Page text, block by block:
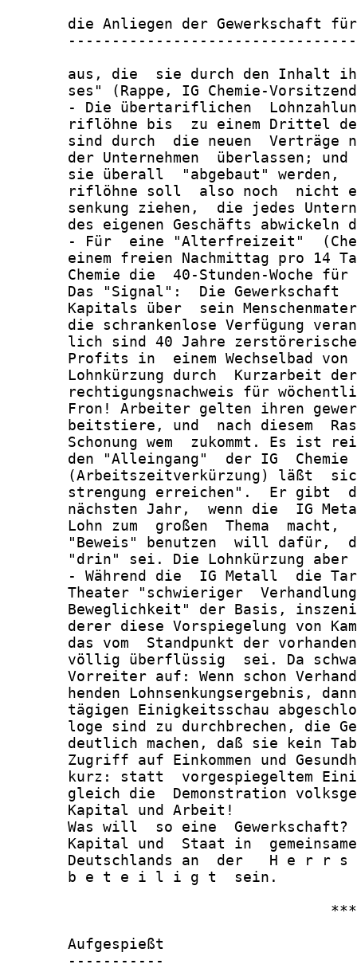
die Anliegen der Gewerkschaft
aus, die  sie durch den Inhalt
ses" (Rappe, IG Chemie-
- Die übertariflichen
riflöhne bis  zu einem Drittel
sind durch  die neuen  Verträge
der Unternehmen  überlassen;
sie überall  "abgebaut" werden,
riflöhne soll  also noch  nicht
senkung ziehen,  die jedes
des eigenen Geschäfts abwickeln
- Für  eine "Alterfreizeit"
einem freien Nachmittag pro 14
Chemie die  40-Stunden-Woche
Das "Signal":  Die Gewerkschaft
Kapitals über  sein
die schrankenlose Verfügung
lich sind 40 Jahre
Profits in  einem Wechselbad
Lohnkürzung durch  Kurzarbeit
rechtigungsnachweis für
Fron! Arbeiter gelten ihren
beitstiere, und  nach diesem
Schonung wem  zukommt. Es ist
den "Alleingang"  der IG
(Arbeitszeitverkürzung) läßt
strengung erreichen".  Er gibt
nächsten Jahr,  wenn die  IG
Lohn zum  großen  Thema  macht,
"Beweis" benutzen  will dafür,
"drin" sei. Die Lohnkürzung aber
- Während die  IG Metall  die
Theater "schwieriger
Beweglichkeit" der Basis,
derer diese Vorspiegelung von
das vom  Standpunkt der
völlig überflüssig  sei. Da
Vorreiter auf: Wenn schon
henden Lohnsenkungsergebnis,
tägigen Einigkeitsschau
loge sind zu durchbrechen, die
deutlich machen, daß sie kein
Zugriff auf Einkommen und
kurz: statt  vorgespiegeltem
gleich die  Demonstration
       Kapital und Arbeit!
Was will  so eine
Kapital und  Staat in
Deutschlands an  der   H e r r
       b e t e i l i g t  sein.
                                     ***
       Aufgespießt
       -----------